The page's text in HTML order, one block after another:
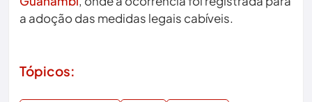
a adoção das medidas legais cabíveis.
Tópicos: